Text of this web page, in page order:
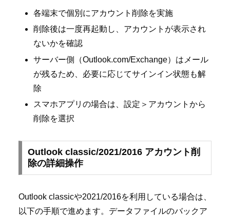
各端末で個別にアカウント削除を実施
削除後は一度再起動し、アカウントが表示され
ないかを確認
サーバー側（Outlook.com/Exchange）はメール
が残るため、必要に応じてサインイン状態も解
除
スマホアプリの場合は、設定＞アカウントから
削除を選択
Outlook classic/2021/2016 アカウント削
除の詳細操作
Outlook classicや2021/2016を利用している場合は、
以下の手順で進めます。データファイルのバックア